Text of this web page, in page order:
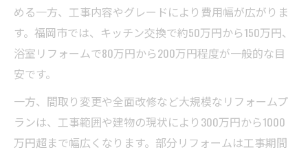
400万円予算のリフォームプランで水回り更
新の特徴
予算別リフォームプランの選び方と賢い進
全体リフォームプランの費用と特徴を把握
するコツ
部分リフォームと全面リフォームプランの
める一方、工事内容やグレードにより費用幅が広がりま
す。福岡市では、キッチン交換で約50万円から150万円、
浴室リフォームで80万円から200万円程度が一般的な目
安です。
一方、間取り変更や全面改修など大規模なリフォームプ
ランは、工事範囲や建物の現状により300万円から1000
万円超まで幅広くなります。部分リフォームは工事期間